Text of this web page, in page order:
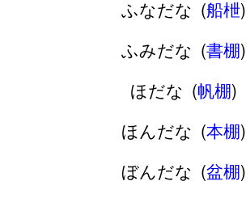
ふなだな (船枻)
ふみだな (書棚)
ほだな (帆棚)
ほんだな (本棚)
ぼんだな (盆棚)